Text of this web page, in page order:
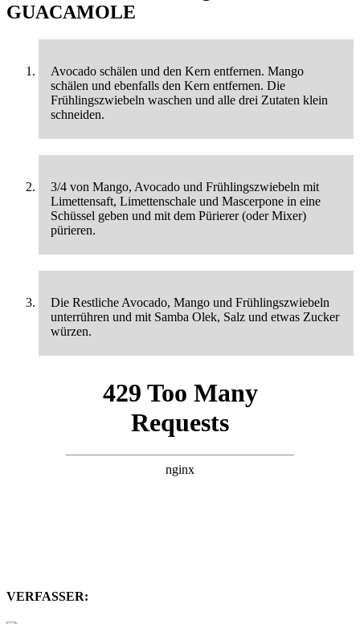
GUACAMOLE
Avocado schälen und den Kern entfernen. Mango
schälen und ebenfalls den Kern entfernen. Die
Frühlingszwiebeln waschen und alle drei Zutaten klein
schneiden.
3/4 von Mango, Avocado und Frühlingszwiebeln mit
Limettensaft, Limettenschale und Mascerpone in eine
Schüssel geben und mit dem Pürierer (oder Mixer)
pürieren.
Die Restliche Avocado, Mango und Frühlingszwiebeln
unterrühren und mit Samba Olek, Salz und etwas Zucker
würzen.
VERFASSER: